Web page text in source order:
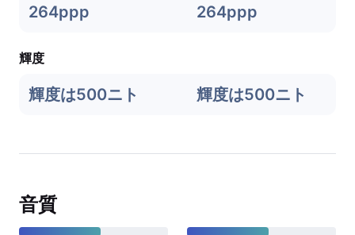
264ppp 264ppp
輝度
輝度は500ニト 輝度は500ニト
音質